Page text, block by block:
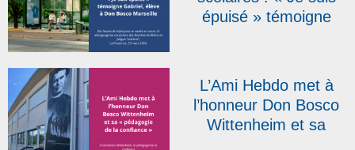
épuisé » témoigne
La Provence
L’Ami Hebdo met à
l’honneur Don Bosco
Wittenheim et sa